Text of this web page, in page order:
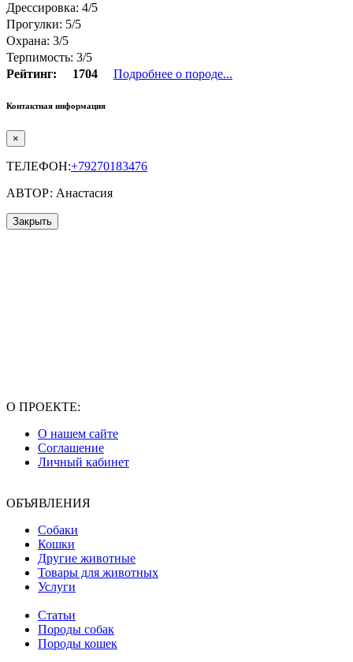
Дрессировка: 4/5
Прогулки: 5/5
Охрана: 3/5
Терпимость: 3/5
Рейтинг:
1704 Подробнее о породе...
Контактная информация
×
ТЕЛЕФОН:+79270183476
АВТОР: Анастасия
Закрыть
О ПРОЕКТЕ:
О нашем сайте
Соглашение
Личный кабинет
ОБЪЯВЛЕНИЯ
Собаки
Кошки
Другие животные
Товары для животных
Услуги
Статьи
Породы собак
Породы кошек